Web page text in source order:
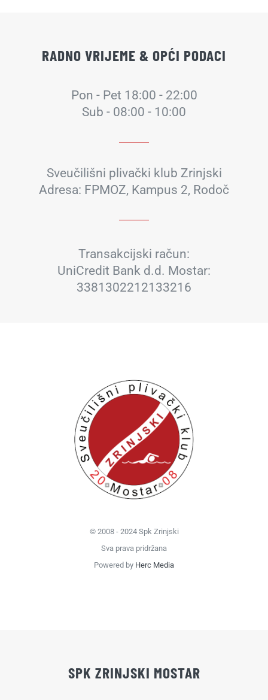
RADNO VRIJEME & OPĆI PODACI
Pon - Pet 18:00 - 22:00
Sub - 08:00 - 10:00
Sveučilišni plivački klub Zrinjski
Adresa: FPMOZ, Kampus 2, Rodoč
Transakcijski račun:
UniCredit Bank d.d. Mostar:
3381302212133216
© 2008 - 2024 Spk Zrinjski
Sva prava pridržana
Powered by Herc Media
SPK ZRINJSKI MOSTAR